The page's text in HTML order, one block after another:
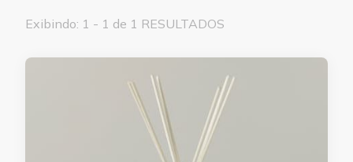
Exibindo: 1 - 1 de 1 RESULTADOS